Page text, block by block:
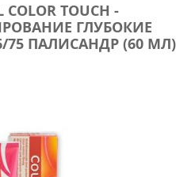
COLOR TOUCH -
ГЛУБОКИЕ
ПАЛИСАНДР (60 МЛ)